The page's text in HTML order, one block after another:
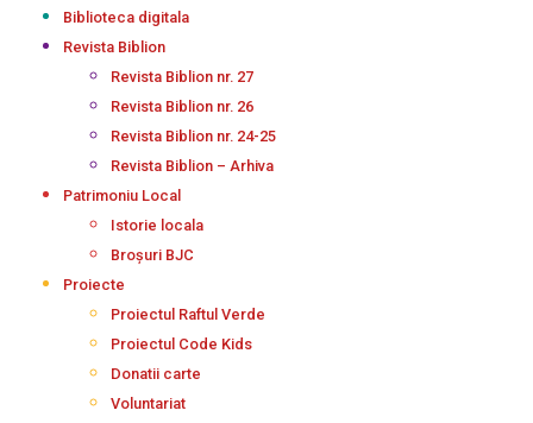
Biblioteca digitala
Revista Biblion
Revista Biblion nr. 27
Revista Biblion nr. 26
Revista Biblion nr. 24-25
Revista Biblion – Arhiva
Patrimoniu Local
Istorie locala
Broșuri BJC
Proiecte
Proiectul Raftul Verde
Proiectul Code Kids
Donatii carte
Voluntariat